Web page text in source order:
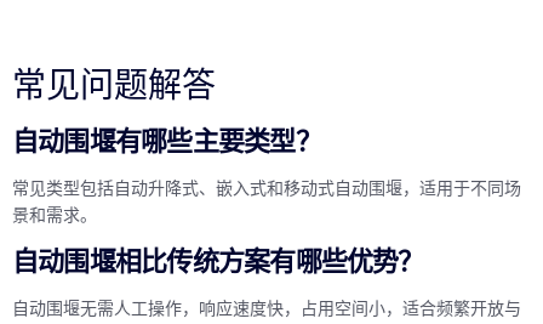
常见问题解答
自动围堰有哪些主要类型？
常见类型包括自动升降式、嵌入式和移动式自动围堰，适用于不同场
景和需求。
自动围堰相比传统方案有哪些优势？
自动围堰无需人工操作，响应速度快，占用空间小，适合频繁开放与